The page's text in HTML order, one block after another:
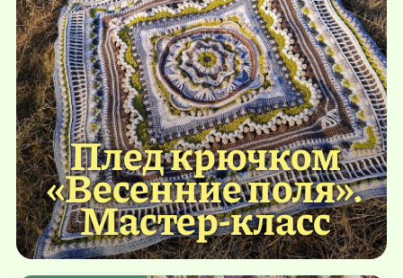
Плед крючком
«Весенние поля».
Мастер-класс